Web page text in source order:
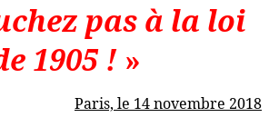
pas à la loi
1905 !»
Paris, le 14 novembre 2018